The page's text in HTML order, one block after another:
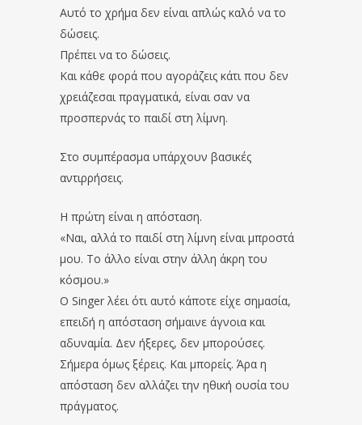
Αυτό το χρήμα δεν είναι απλώς καλό να το
δώσεις.
Πρέπει να το δώσεις.
Και κάθε φορά που αγοράζεις κάτι που δεν
χρειάζεσαι πραγματικά, είναι σαν να
προσπερνάς το παιδί στη λίμνη.
Στο συμπέρασμα υπάρχουν βασικές
αντιρρήσεις.
Η πρώτη είναι η απόσταση.
«Ναι, αλλά το παιδί στη λίμνη είναι μπροστά
μου. Το άλλο είναι στην άλλη άκρη του
κόσμου.»
Ο Singer λέει ότι αυτό κάποτε είχε σημασία,
επειδή η απόσταση σήμαινε άγνοια και
αδυναμία. Δεν ήξερες, δεν μπορούσες.
Σήμερα όμως ξέρεις. Και μπορείς. Άρα η
απόσταση δεν αλλάζει την ηθική ουσία του
πράγματος.